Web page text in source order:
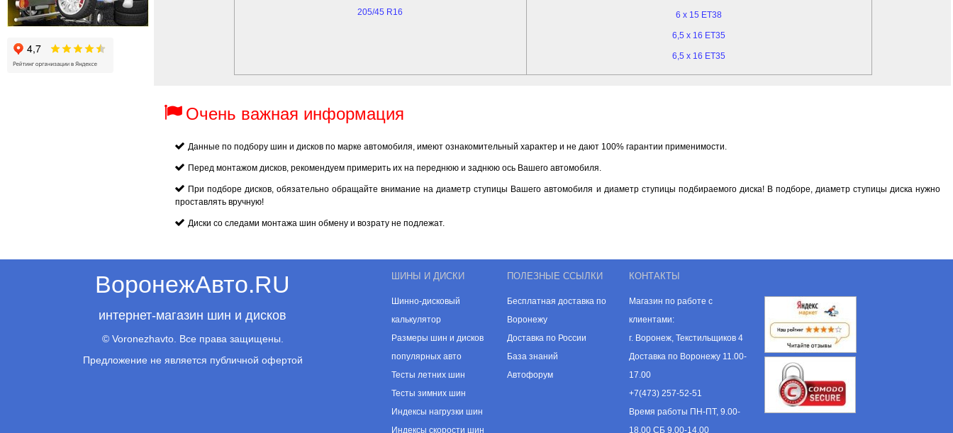
205/45 R16 6 x 15 ET38
6,5 x 16 ET35
6,5 x 16 ET35
Очень важная информация
Данные по подбору шин и дисков по марке автомобиля, имеют ознакомительный характер и не дают 100% гарантии применимости.
Перед монтажом дисков, рекомендуем примерить их на переднюю и заднюю ось Вашего автомобиля.
При подборе дисков, обязательно обращайте внимание на диаметр ступицы Вашего автомобиля и диаметр ступицы подбираемого диска! В подборе, диаметр ступицы диска нужно
проставлять вручную!
Диски со следами монтажа шин обмену и возрату не подлежат.
ВоронежАвто.RU
интернет-магазин шин и дисков
© Voronezhavto. Все права защищены.
Предложение не является публичной офертой
ШИНЫ И ДИСКИ
Шинно-дисковый
калькулятор
Размеры шин и дисков
популярных авто
Тесты летних шин
Тесты зимних шин
Индексы нагрузки шин
Индексы скорости шин
ПОЛЕЗНЫЕ ССЫЛКИ
Бесплатная доставка по
Воронежу
Доставка по России
База знаний
Автофорум
КОНТАКТЫ
Магазин по работе с
клиентами:
г. Воронеж, Текстильщиков 4
Доставка по Воронежу 11.00-
17.00
+7(473) 257-52-51
Время работы ПН-ПТ, 9.00-
18.00 СБ 9.00-14.00